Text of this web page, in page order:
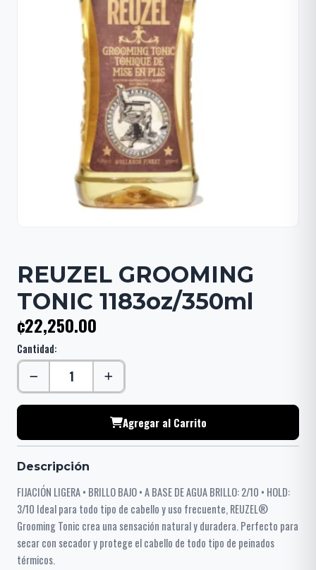
REUZEL GROOMING
TONIC 1183oz/350ml
¢22,250.00
Cantidad:
Agregar al Carrito
Descripción
FIJACIÓN LIGERA • BRILLO BAJO • A BASE DE AGUA BRILLO: 2/10 • HOLD:
3/10 Ideal para todo tipo de cabello y uso frecuente, REUZEL®
Grooming Tonic crea una sensación natural y duradera. Perfecto para
secar con secador y protege el cabello de todo tipo de peinados
térmicos.